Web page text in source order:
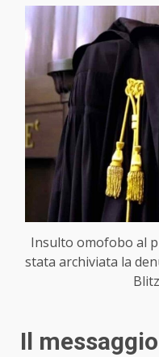
Insulto omofobo al
stata archiviata la
Il